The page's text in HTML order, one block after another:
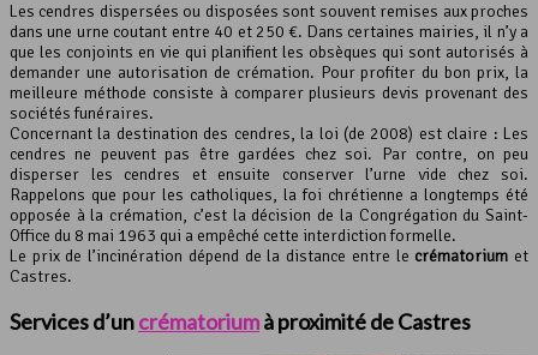
Les cendres dispersées ou disposées sont souvent remises aux proches
dans une urne coutant entre 40 et 250 €. Dans certaines mairies, il n’y a
que les conjoints en vie qui planifient les obsèques qui sont autorisés à
demander une autorisation de crémation. Pour profiter du bon prix, la
meilleure méthode consiste à comparer plusieurs devis provenant des
sociétés funéraires.
Concernant la destination des cendres, la loi (de 2008) est claire : Les
cendres ne peuvent pas être gardées chez soi. Par contre, on peu
disperser les cendres et ensuite conserver l’urne vide chez soi.
Rappelons que pour les catholiques, la foi chrétienne a longtemps été
opposée à la crémation, c’est la décision de la Congrégation du Saint-
Office du 8 mai 1963 qui a empêché cette interdiction formelle.
Le prix de l’incinération dépend de la distance entre le crématorium et
Castres.
Services d’uncrématoriumà proximité de Castres